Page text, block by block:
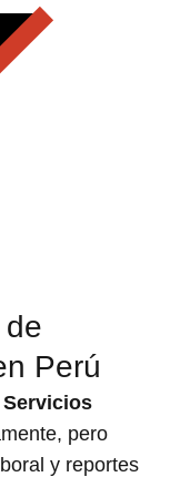
Perú
pero
y reportes